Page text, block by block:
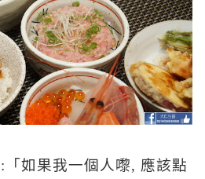
: 「如果我一個人嚟, 應該點